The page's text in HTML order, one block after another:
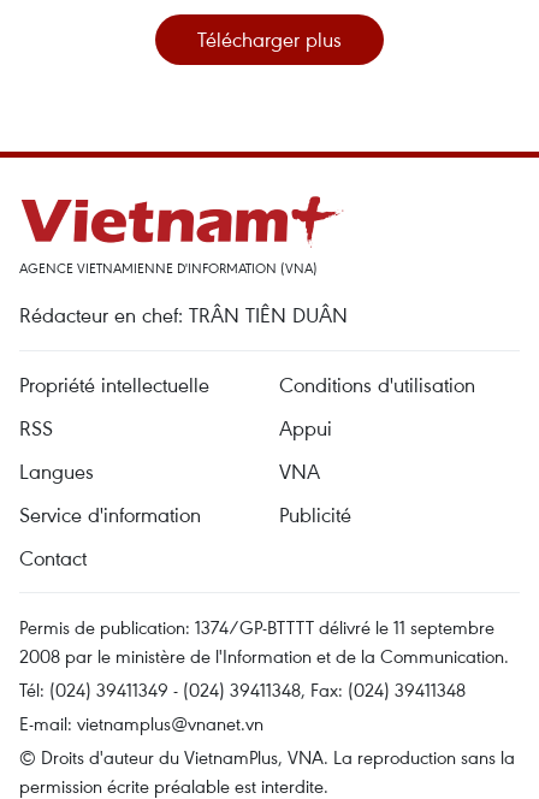
Télécharger plus
AGENCE VIETNAMIENNE D'INFORMATION (VNA)
Rédacteur en chef: TRÂN TIÊN DUÂN
Propriété intellectuelle
Conditions d'utilisation
RSS
Appui
Langues
VNA
Service d'information
Publicité
Contact
Permis de publication: 1374/GP-BTTTT délivré le 11 septembre
2008 par le ministère de l'Information et de la Communication.
Tél: (024) 39411349 - (024) 39411348, Fax: (024) 39411348
E-mail: vietnamplus@vnanet.vn
© Droits d'auteur du VietnamPlus, VNA. La reproduction sans la
permission écrite préalable est interdite.